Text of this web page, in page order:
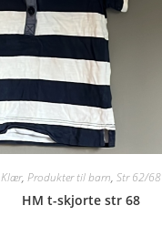
Klær, Produkter til barn, Str 62/68
HM t-skjorte str 68